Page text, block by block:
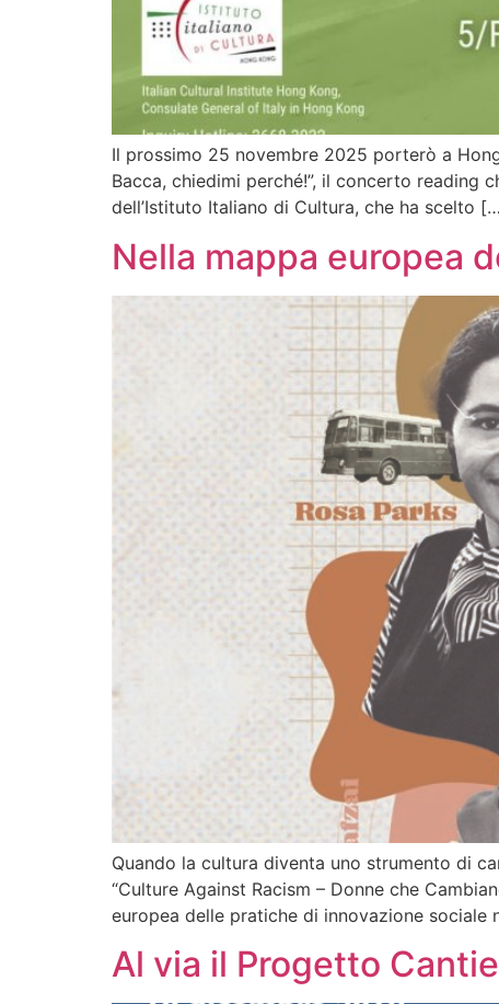
Il prossimo 25 novembre 2025 porterò a
Bacca, chiedimi perché!”, il concerto reading
dell’Istituto Italiano di Cultura, che ha scelto
Nella mappa europea
Quando la cultura diventa uno strumento di
“Culture Against Racism – Donne che
europea delle pratiche di innovazione sociale
Al via il Progetto